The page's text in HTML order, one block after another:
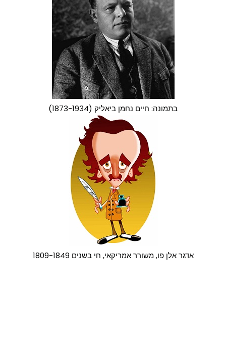
בתמונה: חיים נחמן ביאליק (1873-1934)
אדגר אלן פו, משורר אמריקאי, חי בשנים 1809-1849